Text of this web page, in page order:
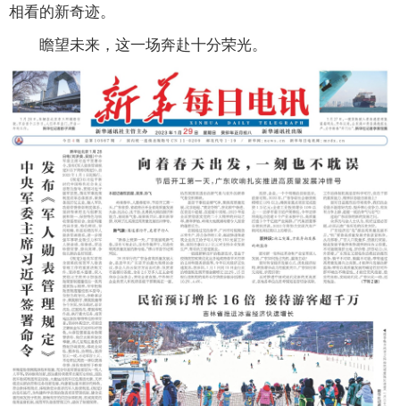
相看的新奇迹。
瞻望未来，这一场奔赴十分荣光。